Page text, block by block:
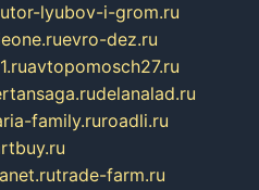
tor-lyubov-i-grom.ru
evro-dez.ru
avtopomosch27.ru
delanalad.ru
family.ruroadli.ru
trade-farm.ru